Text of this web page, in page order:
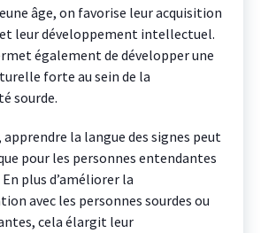
âge, on favorise leur acquisition
leur développement intellectuel.
également de développer une
forte au sein de la
sourde.
apprendre la langue des signes peut
pour les personnes entendantes
plus d’améliorer la
avec les personnes sourdes ou
cela élargit leur